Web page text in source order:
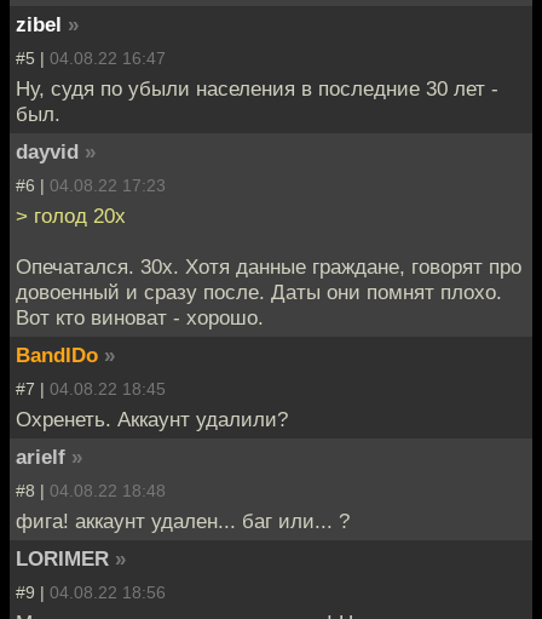
zibel »
#5 | 04.08.22 16:47
Ну, судя по убыли населения в последние 30 лет -
был.
dayvid »
#6 | 04.08.22 17:23
> голод 20х
Опечатался. 30х. Хотя данные граждане, говорят про
довоенный и сразу после. Даты они помнят плохо.
Вот кто виноват - хорошо.
BandIDo »
#7 | 04.08.22 18:45
Охренеть. Аккаунт удалили?
arielf »
#8 | 04.08.22 18:48
фига! аккаунт удален... баг или... ?
LORIMER »
#9 | 04.08.22 18:56